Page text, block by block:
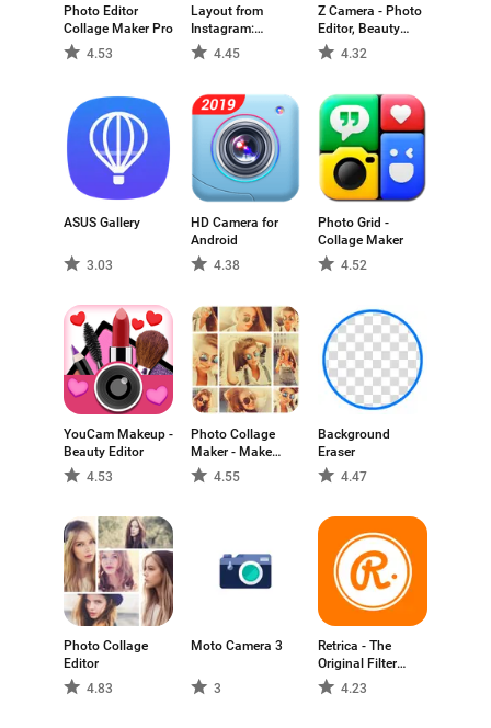
Photo Editor
Collage Maker Pro
4.53
Layout from
Instagram:
Collage
4.45
Z Camera - Photo
Editor, Beauty
Selfie, Collage
4.32
ASUS Gallery
3.03
HD Camera for
Android
4.38
Photo Grid -
Collage Maker
4.52
YouCam Makeup -
Beauty Editor
4.53
Photo Collage
Maker - Make
Collages & Edit
Photos
4.55
Background
Eraser
4.47
Photo Collage
Editor
4.83
Moto Camera 3
3
Retrica - The
Original Filter
Camera
4.23